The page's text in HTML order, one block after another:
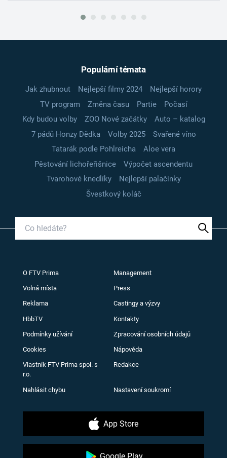
Populární témata
Jak zhubnout Nejlepší filmy 2024
Nejlepší horory
TV program
Změna času Partie
Počasí
Kdy budou volby
ZOO Nové začátky
Auto – katalog
7 pádů Honzy Dědka
Volby 2025
Svařené víno
Tatarák podle Pohlreicha
Aloe vera
Pěstování lichořeřišnice
Výpočet ascendentu
Tvarohové knedlíky
Nejlepší palačinky
Švestkový koláč
O FTV Prima Management
Volná místa Press
Reklama Castingy a výzvy
HbbTV Kontakty
Podmínky užívání Zpracování osobních údajů
Cookies Nápověda
Vlastník FTV Prima spol. s
r.o.
Redakce
Nahlásit chybu Nastavení soukromí
App Store